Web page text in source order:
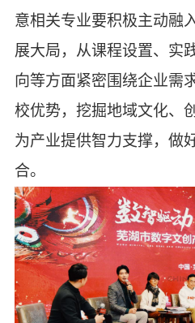
意相关专业要积极主动融
展大局，从课程设置、实
向等方面紧密围绕企业需
校优势，挖掘地域文化、
为产业提供智力支撑， 做
合。